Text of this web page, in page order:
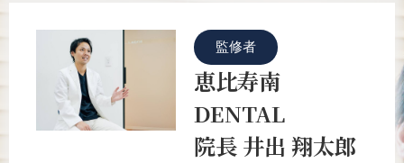
監修者
恵比寿南
DENTAL
院長 井出 翔太郎